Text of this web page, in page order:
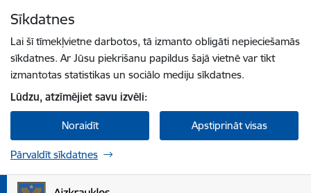
Sīkdatnes
Lai šī tīmekļvietne darbotos, tā izmanto obligāti nepieciešamās
sīkdatnes. Ar Jūsu piekrišanu papildus šajā vietnē var tikt
izmantotas statistikas un sociālo mediju sīkdatnes.
Lūdzu, atzīmējiet savu izvēli:
Noraidīt Apstiprināt visas
Pārvaldīt sīkdatnes